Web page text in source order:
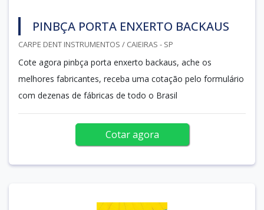
PINBÇA PORTA ENXERTO BACKAUS
CARPE DENT INSTRUMENTOS / CAIEIRAS - SP
Cote agora pinbça porta enxerto backaus, ache os
melhores fabricantes, receba uma cotação pelo formulário
com dezenas de fábricas de todo o Brasil
Cotar agora